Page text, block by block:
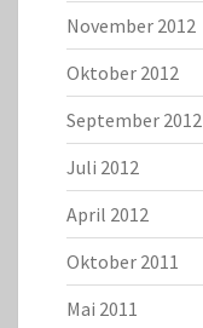
November 2012
Oktober 2012
September 2012
Juli 2012
April 2012
Oktober 2011
Mai 2011